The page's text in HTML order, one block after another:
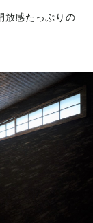
放感たっぷりの